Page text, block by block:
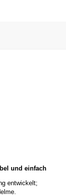
und einfach
entwickelt;